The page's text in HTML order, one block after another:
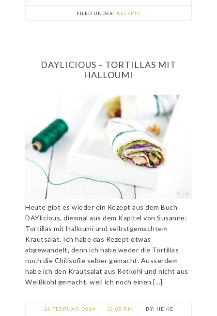
FILED UNDER: REZEPTE
DAYLICIOUS – TORTILLAS MIT
HALLOUMI
Heute gibt es wieder ein Rezept aus dem Buch
DAYlicious, diesmal aus dem Kapitel von Susanne:
Tortillas mit Halloumi und selbstgemachtem
Krautsalat. Ich habe das Rezept etwas
abgewandelt, denn ich habe weder die Tortillas
noch die Chilisoße selber gemacht. Ausserdem
habe ich den Krautsalat aus Rotkohl und nicht aus
Weißkohl gemacht, weil ich noch einen […]
26 FEBRUAR, 2014 12:05 P.M.
HEIKE